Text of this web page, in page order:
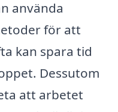
använda
för att
kan spara tid
Dessutom
att arbetet